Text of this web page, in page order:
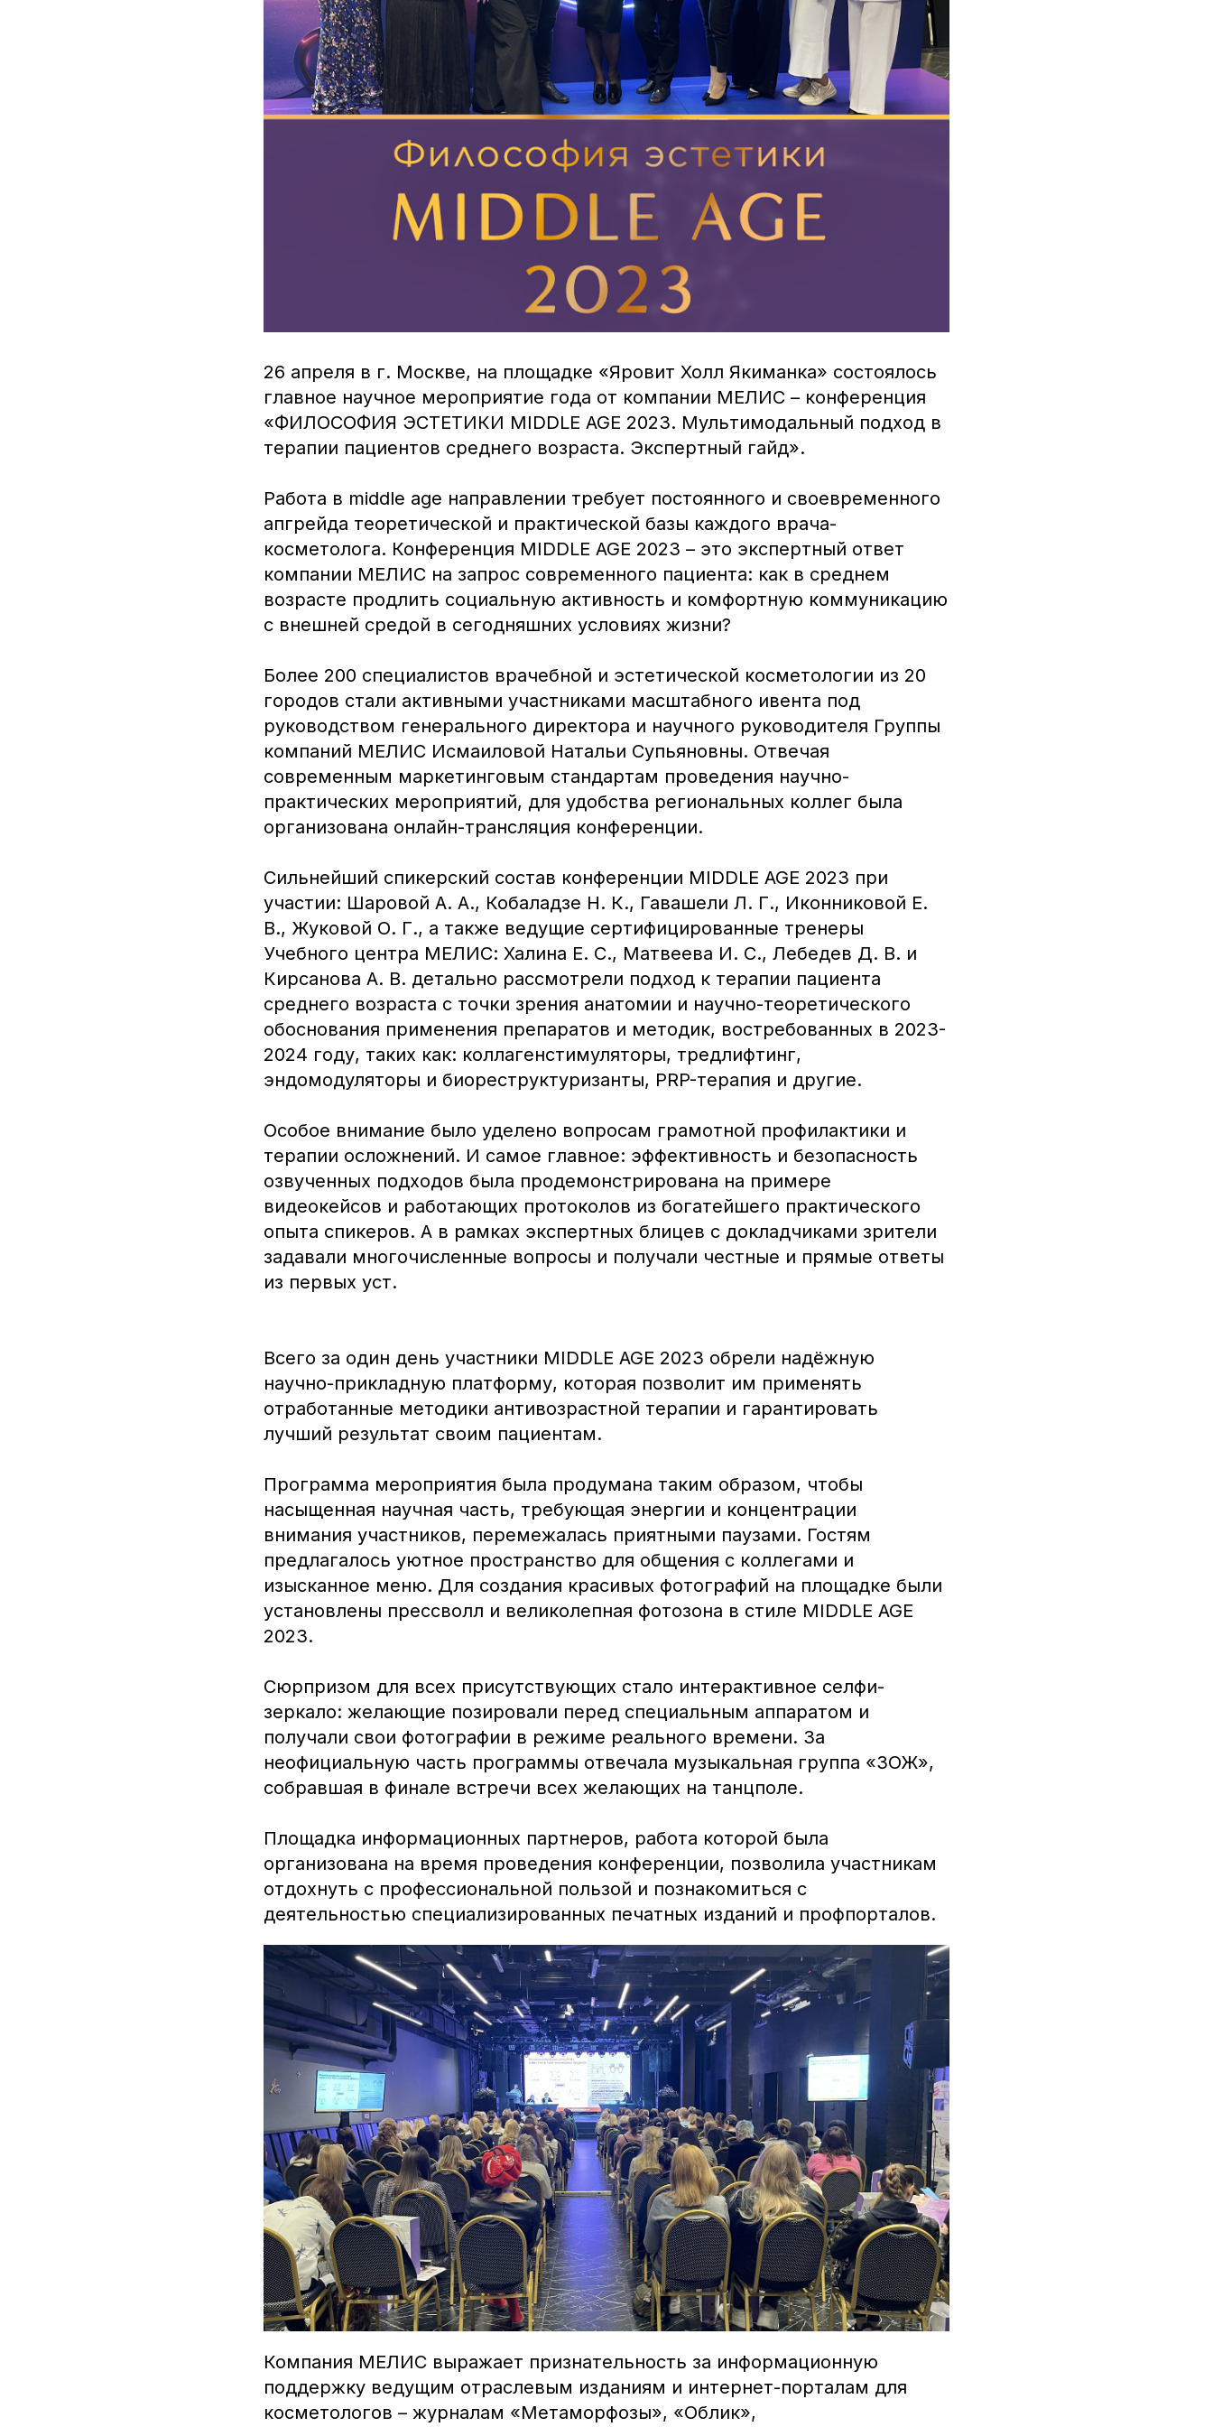
26 апреля в г. Москве, на площадке «Яровит Холл Якиманка» состоялось
главное научное мероприятие года от компании МЕЛИС – конференция
«ФИЛОСОФИЯ ЭСТЕТИКИ MIDDLE AGE 2023. Мультимодальный подход в
терапии пациентов среднего возраста. Экспертный гайд».
Работа в middle age направлении требует постоянного и своевременного
апгрейда теоретической и практической базы каждого врача-
косметолога. Конференция MIDDLE AGE 2023 – это экспертный ответ
компании МЕЛИС на запрос современного пациента: как в среднем
возрасте продлить социальную активность и комфортную коммуникацию
с внешней средой в сегодняшних условиях жизни?
Более 200 специалистов врачебной и эстетической косметологии из 20
городов стали активными участниками масштабного ивента под
руководством генерального директора и научного руководителя Группы
компаний МЕЛИС Исмаиловой Натальи Супьяновны. Отвечая
современным маркетинговым стандартам проведения научно-
практических мероприятий, для удобства региональных коллег была
организована онлайн-трансляция конференции.
Сильнейший спикерский состав конференции MIDDLE AGE 2023 при
участии: Шаровой А. А., Кобаладзе Н. К., Гавашели Л. Г., Иконниковой Е.
В., Жуковой О. Г., а также ведущие сертифицированные тренеры
Учебного центра МЕЛИС: Халина Е. С., Матвеева И. С., Лебедев Д. В. и
Кирсанова А. В. детально рассмотрели подход к терапии пациента
среднего возраста с точки зрения анатомии и научно-теоретического
обоснования применения препаратов и методик, востребованных в 2023-
2024 году, таких как: коллагенстимуляторы, тредлифтинг,
эндомодуляторы и биореструктуризанты, PRP-терапия и другие.
Особое внимание было уделено вопросам грамотной профилактики и
терапии осложнений. И самое главное: эффективность и безопасность
озвученных подходов была продемонстрирована на примере
видеокейсов и работающих протоколов из богатейшего практического
опыта спикеров. А в рамках экспертных блицев с докладчиками зрители
задавали многочисленные вопросы и получали честные и прямые ответы
из первых уст.
Всего за один день участники MIDDLE AGE 2023 обрели надёжную
научно-прикладную платформу, которая позволит им применять
отработанные методики антивозрастной терапии и гарантировать
лучший результат своим пациентам.
Программа мероприятия была продумана таким образом, чтобы
насыщенная научная часть, требующая энергии и концентрации
внимания участников, перемежалась приятными паузами. Гостям
предлагалось уютное пространство для общения с коллегами и
изысканное меню. Для создания красивых фотографий на площадке были
установлены прессволл и великолепная фотозона в стиле MIDDLE AGE
2023.
Сюрпризом для всех присутствующих стало интерактивное селфи-
зеркало: желающие позировали перед специальным аппаратом и
получали свои фотографии в режиме реального времени. За
неофициальную часть программы отвечала музыкальная группа «ЗОЖ»,
собравшая в финале встречи всех желающих на танцполе.
Площадка информационных партнеров, работа которой была
организована на время проведения конференции, позволила участникам
отдохнуть с профессиональной пользой и познакомиться с
деятельностью специализированных печатных изданий и профпорталов.
Компания МЕЛИС выражает признательность за информационную
поддержку ведущим отраслевым изданиям и интернет-порталам для
косметологов – журналам «Метаморфозы», «Облик»,